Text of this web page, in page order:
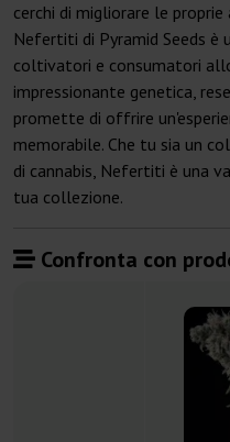
cerchi di migliorare le
Nefertiti di Pyramid Seeds è
coltivatori e consumatori
impressionante genetica,
promette di offrire
memorabile. Che tu sia un
di cannabis, Nefertiti è una
tua collezione.
Confronta con